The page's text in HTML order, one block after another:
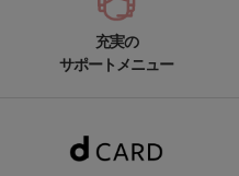
充実の
サポートメニュー